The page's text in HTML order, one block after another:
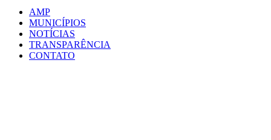
AMP
MUNICÍPIOS
NOTÍCIAS
TRANSPARÊNCIA
CONTATO